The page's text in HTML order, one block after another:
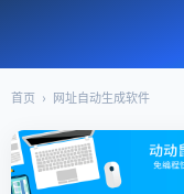
首页 › 网址自动生成软件